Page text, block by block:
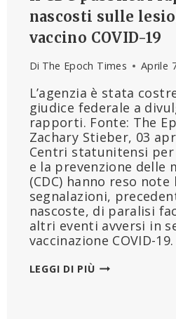
nascosti sulle
vaccino COVID-19
Di The Epoch Times Aprile
L’agenzia è stata
giudice federale a
rapporti. Fonte: The
Zachary Stieber, 03
Centri statunitensi
e la prevenzione delle
(CDC) hanno reso note
segnalazioni,
nascoste, di paralisi
altri eventi avversi in
vaccinazione COVID-
LEGGI DI PIÙIL